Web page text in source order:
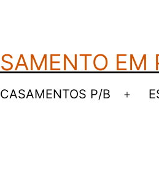
EM
CASAMENTOS P/B
Abrir